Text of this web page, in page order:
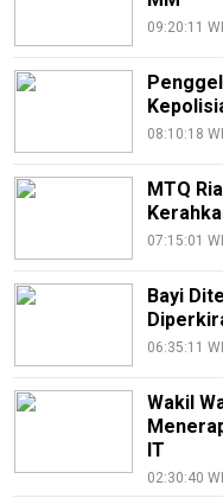
09:20:11
08:10:18
MTQ
07:15:01
Bayi
06:35:11
Wakil
IT
02:30:40
InfoKepri
KuansingTerkini
Sehat
LabuhanBatu
Info
Nusapos
pendidikan